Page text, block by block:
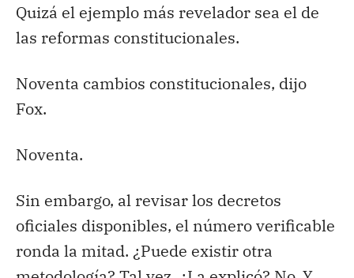
Quizá el ejemplo más revelador sea el de
las reformas constitucionales.
Noventa cambios constitucionales, dijo
Fox.
Noventa.
Sin embargo, al revisar los decretos
oficiales disponibles, el número verificable
ronda la mitad. ¿Puede existir otra